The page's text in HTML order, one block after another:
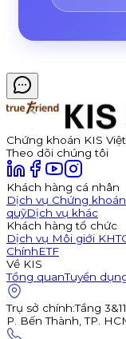
Chứng khoán KIS
Theo dõi chúng tôi
Khách hàng cá nhân
Dịch vụ Chứng khoán
quỹDịch vụ khác
Khách hàng tổ chức
Dịch vụ Môi giới
ChínhETF
Về KIS
Tổng quanTuyển
Trụ sở chính:Tầng
P. Bến Thành, TP.